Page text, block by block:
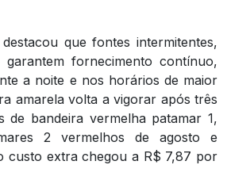
que fontes intermitentes,
fornecimento contínuo,
a noite e nos horários de maior
amarela volta a vigorar após três
de bandeira vermelha patamar 1,
2 vermelhos de agosto e
custo extra chegou a R$ 7,87 por